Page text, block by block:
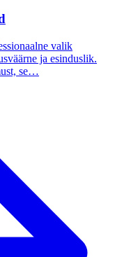
valik
ja esinduslik.
se…